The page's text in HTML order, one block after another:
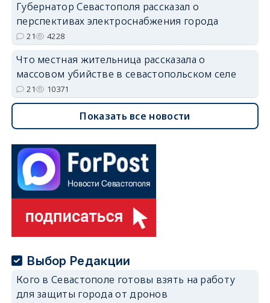
Губернатор Севастополя рассказал о
перспективах электроснабжения города
21 4228
Что местная жительница рассказала о
массовом убийстве в севастопольском селе
21 10371
Показать все новости
Выбор Редакции
Кого в Севастополе готовы взять на работу
для защиты города от дронов